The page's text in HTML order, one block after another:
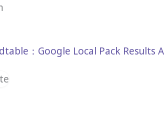
：Google Local Pack